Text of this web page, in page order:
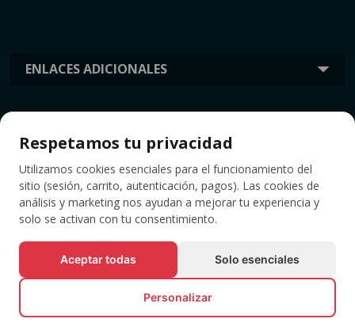
ENLACES ADICIONALES
ETIQUETAS
Respetamos tu privacidad
Utilizamos cookies esenciales para el funcionamiento del
sitio (sesión, carrito, autenticación, pagos). Las cookies de
análisis y marketing nos ayudan a mejorar tu experiencia y
solo se activan con tu consentimiento.
Aceptar todas Solo esenciales
Personalizar